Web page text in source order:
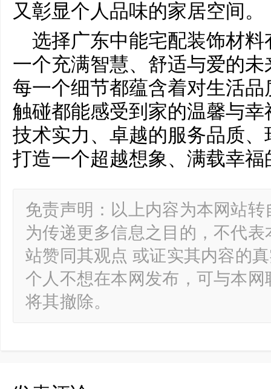
又彰显个人品味的家居空间。
选择广东中能宅配装饰材
一个充满智慧、舒适与爱的
每一个细节都蕴含着对生活
触碰都能感受到家的温馨与
技术实力、卓越的服务品质
打造一个超越想象、满载幸福
免责声明：以上内容为本网站
为传递更多信息之目的，不代
站赞同其观点 或证实其内容的
个人不想在本网发布，可与本
将其撤除。